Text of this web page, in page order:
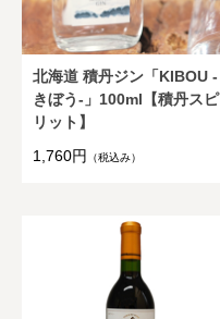
北海道 積丹ジン「KIBOU -
きぼう-」100ml【積丹スピ
リット】
1,760円
（税込み）